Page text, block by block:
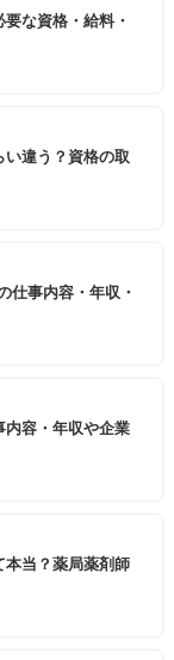
な資格・給料・
違う？資格の取
仕事内容・年収・
内容・年収や企業
本当？薬局薬剤師